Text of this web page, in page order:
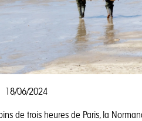
18/06/2024
de trois heures de Paris, la